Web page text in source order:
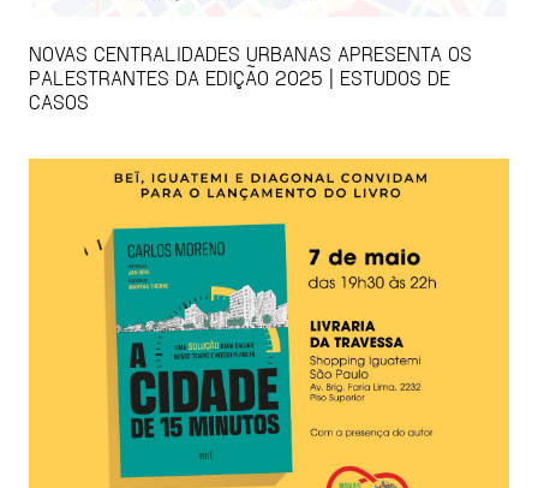
NOVAS CENTRALIDADES URBANAS APRESENTA OS
PALESTRANTES DA EDIÇÃO 2025 | ESTUDOS DE
CASOS